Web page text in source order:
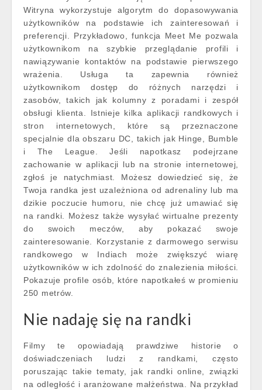
Witryna wykorzystuje algorytm do dopasowywania
użytkowników na podstawie ich zainteresowań i
preferencji. Przykładowo, funkcja Meet Me pozwala
użytkownikom na szybkie przeglądanie profili i
nawiązywanie kontaktów na podstawie pierwszego
wrażenia. Usługa ta zapewnia również
użytkownikom dostęp do różnych narzędzi i
zasobów, takich jak kolumny z poradami i zespół
obsługi klienta. Istnieje kilka aplikacji randkowych i
stron internetowych, które są przeznaczone
specjalnie dla obszaru DC, takich jak Hinge, Bumble
i The League. Jeśli napotkasz podejrzane
zachowanie w aplikacji lub na stronie internetowej,
zgłoś je natychmiast. Możesz dowiedzieć się, że
Twoja randka jest uzależniona od adrenaliny lub ma
dzikie poczucie humoru, nie chcę już umawiać się
na randki. Możesz także wysyłać wirtualne prezenty
do swoich meczów, aby pokazać swoje
zainteresowanie. Korzystanie z darmowego serwisu
randkowego w Indiach może zwiększyć wiarę
użytkowników w ich zdolność do znalezienia miłości.
Pokazuje profile osób, które napotkałeś w promieniu
250 metrów.
Nie nadaję się na randki
Filmy te opowiadają prawdziwe historie o
doświadczeniach ludzi z randkami, często
poruszając takie tematy, jak randki online, związki
na odległość i aranżowane małżeństwa. Na przykład